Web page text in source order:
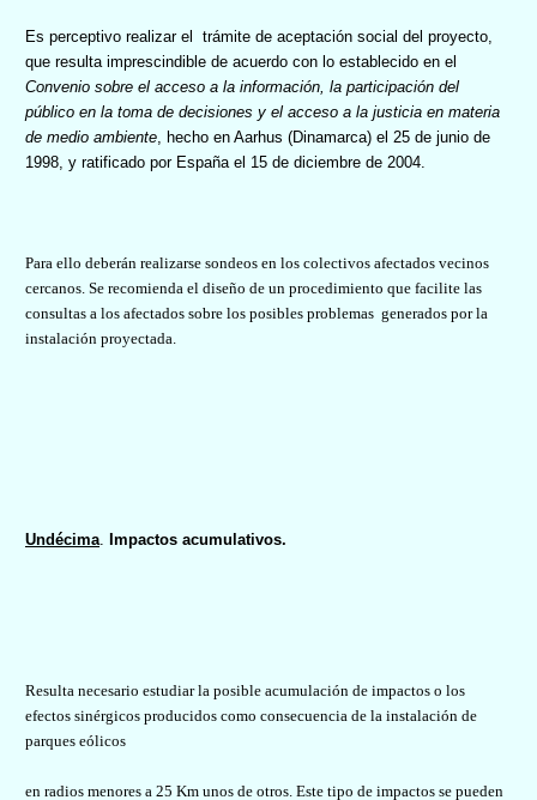
Es perceptivo realizar el trámite de aceptación social del proyecto,
que resulta imprescindible de acuerdo con lo establecido en el
Convenio sobre el acceso a la información, la participación del
público en la toma de decisiones y el acceso a la justicia en materia
de medio ambiente , hecho en Aarhus (Dinamarca) el 25 de junio de
1998, y ratificado por España el 15 de diciembre de 2004.
Para ello deberán realizarse sondeos en los colectivos afectados vecinos
cercanos. Se recomienda el diseño de un procedimiento que facilite las
consultas a los afectados sobre los posibles problemas generados por la
instalación proyectada.
Undécima Impactos acumulativos.
Resulta necesario estudiar la posible acumulación de impactos o los
efectos sinérgicos producidos como consecuencia de la instalación de
parques eólicos
en radios menores a 25 Km unos de otros. Este tipo de impactos se pueden